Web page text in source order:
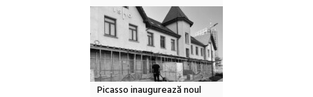
Picasso inaugurează noul